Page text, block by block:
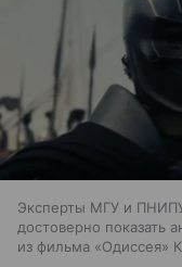
Эксперты МГУ и
достоверно показать
из фильма «Одиссея»